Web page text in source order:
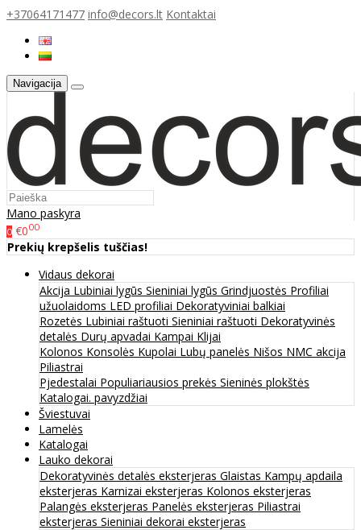
+37064171477 info@decors.lt Kontaktai
Navigacija
Mano paskyra
0 €000
Prekių krepšelis tuščias!
Vidaus dekorai
Akcija Lubiniai lygūs Sieniniai lygūs Grindjuostės Profiliai
užuolaidoms LED profiliai Dekoratyviniai balkiai
Rozetės Lubiniai raštuoti Sieniniai raštuoti Dekoratyvinės
detalės Durų apvadai Kampai Klijai
Kolonos Konsolės Kupolai Lubų panelės Nišos NMC akcija
Piliastrai
Pjedestalai Populiariausios prekės Sieninės plokštės
Katalogai. pavyzdžiai
Šviestuvai
Lamelės
Katalogai
Lauko dekorai
Dekoratyvinės detalės eksterjeras Glaistas Kampų apdaila
eksterjeras Karnizai eksterjeras Kolonos eksterjeras
Palangės eksterjeras Panelės eksterjeras Piliastrai
eksterjeras Sieniniai dekorai eksterjeras